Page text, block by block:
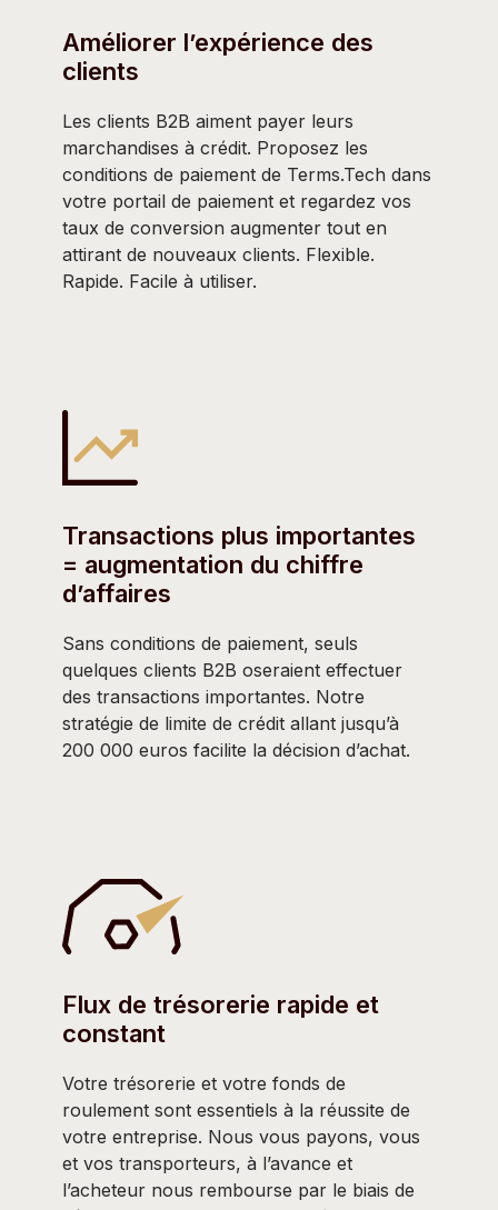
Améliorer l’expérience des
clients
Les clients B2B aiment payer leurs
marchandises à crédit. Proposez les
conditions de paiement de Terms.Tech dans
votre portail de paiement et regardez vos
taux de conversion augmenter tout en
attirant de nouveaux clients. Flexible.
Rapide. Facile à utiliser.
Transactions plus importantes
= augmentation du chiffre
d’affaires
Sans conditions de paiement, seuls
quelques clients B2B oseraient effectuer
des transactions importantes. Notre
stratégie de limite de crédit allant jusqu’à
200 000 euros facilite la décision d’achat.
Flux de trésorerie rapide et
constant
Votre trésorerie et votre fonds de
roulement sont essentiels à la réussite de
votre entreprise. Nous vous payons, vous
et vos transporteurs, à l’avance et
l’acheteur nous rembourse par le biais de